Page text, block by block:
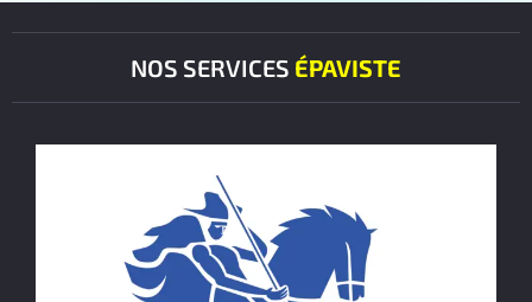
NOS SERVICES ÉPAVISTE